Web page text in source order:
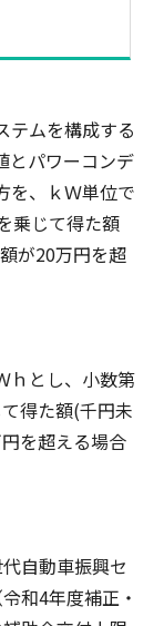
テムを構成する
とパワーコンデ
を、ｋＷ単位で
乗じて得た額
が20万円を超
ｈとし、小数第
得た額(千円未
を超える場合
自動車振興セ
和4年度補正・